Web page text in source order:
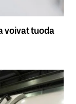
voivat tuoda